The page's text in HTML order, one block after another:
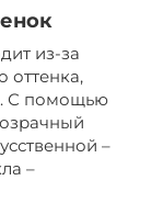
из-за
оттенка,
С помощью
–
–